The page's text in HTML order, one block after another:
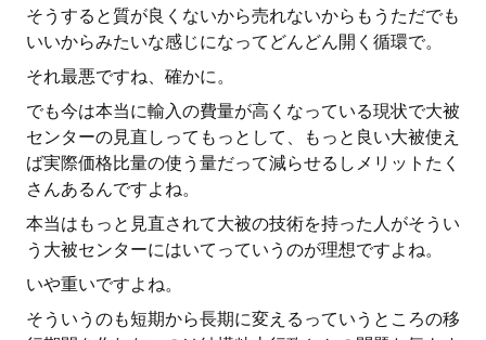
そうすると質が良くないから売れないからもうただでも
いいからみたいな感じになってどんどん開く循環で。
それ最悪ですね、確かに。
でも今は本当に輸入の費量が高くなっている現状で大被
センターの見直しってもっとして、もっと良い大被使え
ば実際価格比量の使う量だって減らせるしメリットたく
さんあるんですよね。
本当はもっと見直されて大被の技術を持った人がそうい
う大被センターにはいてっていうのが理想ですよね。
いや重いですよね。
そういうのも短期から長期に変えるっていうところの移